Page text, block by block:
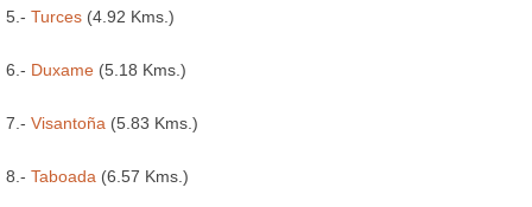
5.- Turces (4.92 Kms.)
6.- Duxame (5.18 Kms.)
7.- Visantoña (5.83 Kms.)
8.- Taboada (6.57 Kms.)